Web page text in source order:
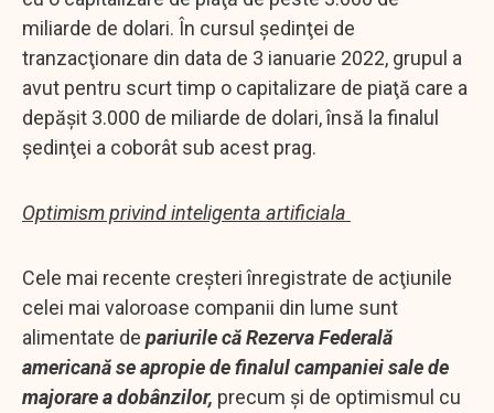
miliarde de dolari. În cursul şedinţei de
tranzacţionare din data de 3 ianuarie 2022, grupul a
avut pentru scurt timp o capitalizare de piaţă care a
depăşit 3.000 de miliarde de dolari, însă la finalul
şedinţei a coborât sub acest prag.
Optimism privind inteligenta artificiala
Cele mai recente creşteri înregistrate de acţiunile
celei mai valoroase companii din lume sunt
alimentate de pariurile că Rezerva Federală
americană se apropie de finalul campaniei sale de
majorare a dobânzilor, precum şi de optimismul cu